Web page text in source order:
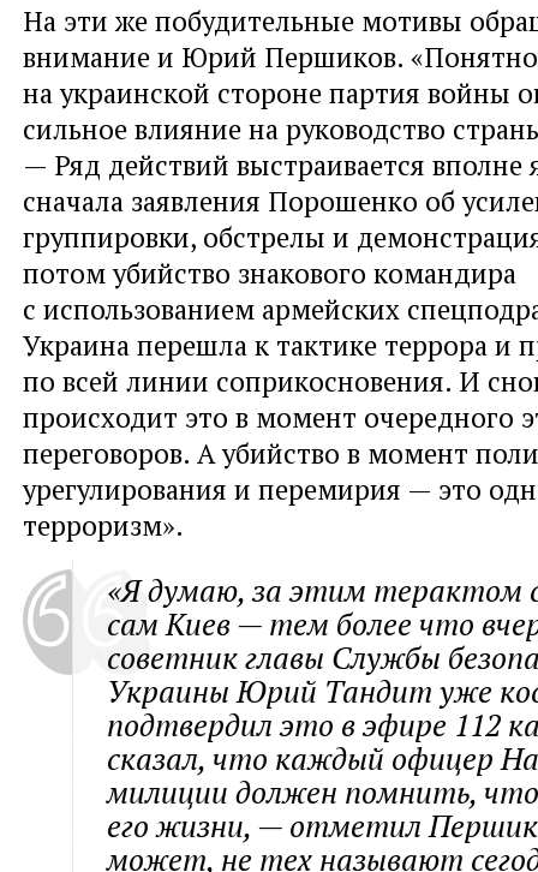
На эти же побудительные мотивы
внимание и Юрий Першиков.
на украинской стороне партия войны
сильное влияние на руководство
— Ряд действий выстраивается вполне
сначала заявления Порошенко об
группировки, обстрелы и
потом убийство знакового командира
с использованием армейских
Украина перешла к тактике террора и
по всей линии соприкосновения. И
происходит это в момент очередного
переговоров. А убийство в момент
урегулирования и перемирия — это
терроризм».
«Я думаю, за этим терактом
сам Киев — тем более что
советник главы Службы
Украины Юрий Тандит уже
подтвердил это в эфире 112
сказал, что каждый офицер
милиции должен помнить, что
его жизни, — отметил
может, не тех называют